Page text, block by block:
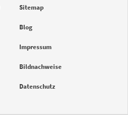
Sitemap
Blog
Impressum
Bildnachweise
Datenschutz